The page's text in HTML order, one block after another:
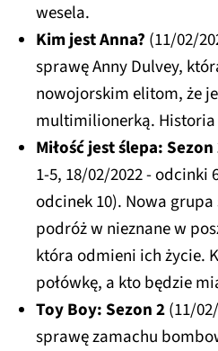
wesela.
Kim jest Anna? (11/02/
sprawę Anny Dulvey,
nowojorskim elitom, że
multimilionerką.
Miłość jest ślepa: Sezon
1-5, 18/02/2022 - odcinki
odcinek 10). Nowa
podróż w nieznane w
która odmieni ich życie.
połówkę, a kto będzie
Toy Boy: Sezon 2(11/
sprawę zamachu